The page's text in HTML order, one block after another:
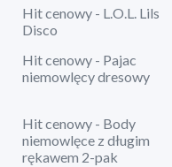
Hit cenowy - L.O.L. Lils
Disco
Hit cenowy - Pajac
niemowlęcy dresowy
Hit cenowy - Body
niemowlęce z długim
rękawem 2-pak